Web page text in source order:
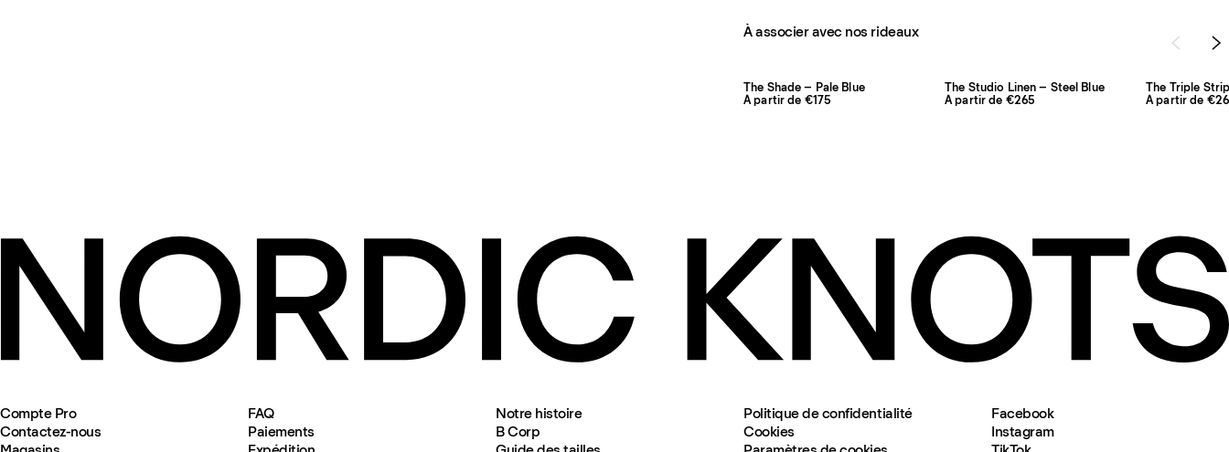
À associer avec nos rideaux
The Shade – Pale Blue
À partir de €175
The Studio Linen – Steel Blue
À partir de €265
The Triple
À partir de
Compte Pro
Contactez-nous
FAQ
Paiements
Notre histoire
B Corp
Politique de confidentialité
Cookies
Facebook
Instagram